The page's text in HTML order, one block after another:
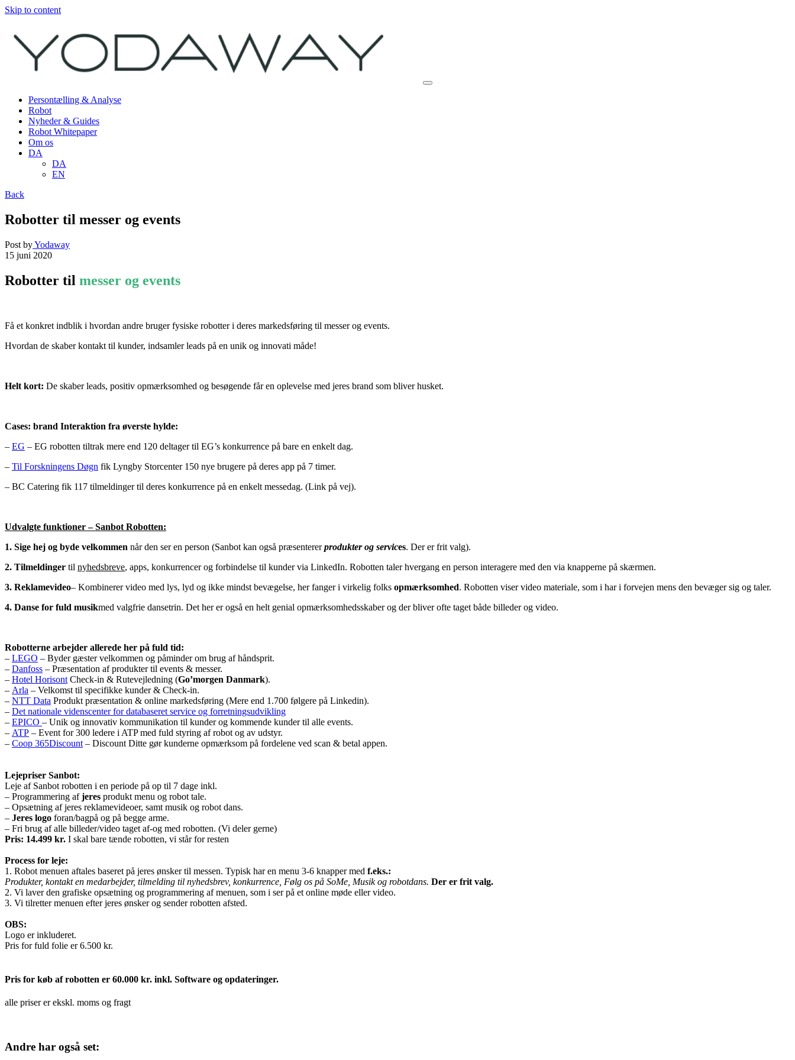
Skip to content
Persontælling & Analyse
Robot
Nyheder & Guides
Robot Whitepaper
Om os
DA
DA
EN
Back
Robotter til messer og events
Post byYodaway
15 juni 2020
Robotter til messer og events
Få et konkret indblik i hvordan andre bruger fysiske robotter i deres markedsføring til messer og events.
Hvordan de skaber kontakt til kunder, indsamler leads på en unik og innovati måde!
Helt kort: De skaber leads, positiv opmærksomhed og besøgende får en oplevelse med jeres brand som bliver husket.
Cases: brand Interaktion fra øverste hylde:
– EG – EG robotten tiltrak mere end 120 deltager til EG’s konkurrence på bare en enkelt dag.
– Til Forskningens Døgn fik Lyngby Storcenter 150 nye brugere på deres app på 7 timer.
– BC Catering fik 117 tilmeldinger til deres konkurrence på en enkelt messedag. (Link på vej).
Udvalgte funktioner – Sanbot Robotten:
1. Sige hej og byde velkommen når den ser en person (Sanbot kan også præsentererprodukter og services. Der er frit valg).
2. Tilmeldinger til nyhedsbreve, apps, konkurrencer og forbindelse til kunder via LinkedIn. Robotten taler hvergang en person interagere med den via knapperne på skærmen.
3. Reklamevideo– Kombinerer video med lys, lyd og ikke mindst bevægelse, her fanger i virkelig folks opmærksomhed. Robotten viser video materiale, som i har i forvejen mens den bevæger sig og taler.
4. Danse for fuld musikmed valgfrie dansetrin. Det her er også en helt genial opmærksomhedsskaber og der bliver ofte taget både billeder og video.
Robotterne arbejder allerede her på fuld tid:
– LEGO – Byder gæster velkommen og påminder om brug af håndsprit.
– Danfoss – Præsentation af produkter til events & messer.
– Hotel Horisont Check-in & Rutevejledning (Go’morgen Danmark).
– Arla – Velkomst til specifikke kunder & Check-in.
– NTT Data Produkt præsentation & online markedsføring (Mere end 1.700 følgere på Linkedin).
– Det nationale videnscenter for databaseret service og forretningsudvikling
– EPICO – Unik og innovativ kommunikation til kunder og kommende kunder til alle events.
– ATP – Event for 300 ledere i ATP med fuld styring af robot og av udstyr.
– Coop 365Discount – Discount Ditte gør kunderne opmærksom på fordelene ved scan & betal appen.
Lejepriser Sanbot:
Leje af Sanbot robotten i en periode på op til 7 dage inkl.
– Programmering afjeres produkt menu og robot tale.
– Opsætning af jeres reklamevideoer, samt musik og robot dans.
– Jeres logo foran/bagpå og på begge arme.
– Fri brug af alle billeder/video taget af-og med robotten. (Vi deler gerne)
Pris: 14.499 kr. I skal bare tænde robotten, vi står for resten
Process for leje:
1. Robot menuen aftales baseret på jeres ønsker til messen. Typisk har en menu 3-6 knapper med f.eks.:
Produkter, kontakt en medarbejder, tilmelding til nyhedsbrev, konkurrence, Følg os på SoMe, Musik og robotdans. Der er frit valg.
2. Vi laver den grafiske opsætning og programmering af menuen, som i ser på et online møde eller video.
3. Vi tilretter menuen efter jeres ønsker og sender robotten afsted.
OBS:
Logo er inkluderet.
Pris for fuld folie er 6.500 kr.
Pris for køb af robotten er 60.000 kr. inkl. Software og opdateringer.
alle priser er ekskl. moms og fragt
Andre har også set: